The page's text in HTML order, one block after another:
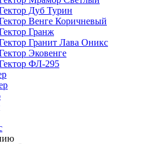
Дуб Турин
Венге Коричневый
Гранж
Гранит Лава Оникс
Эковенге
ФЛ-295